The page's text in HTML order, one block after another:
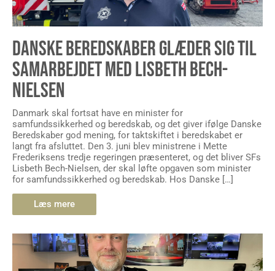
DANSKE BEREDSKABER GLÆDER SIG TIL
SAMARBEJDET MED LISBETH BECH-
NIELSEN
Danmark skal fortsat have en minister for
samfundssikkerhed og beredskab, og det giver ifølge Danske
Beredskaber god mening, for taktskiftet i beredskabet er
langt fra afsluttet. Den 3. juni blev ministrene i Mette
Frederiksens tredje regeringen præsenteret, og det bliver SFs
Lisbeth Bech-Nielsen, der skal løfte opgaven som minister
for samfundssikkerhed og beredskab. Hos Danske […]
Læs mere